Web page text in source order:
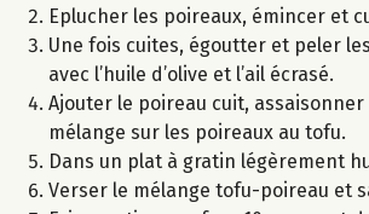
Eplucher les poireaux, émincer et
Une fois cuites, égoutter et peler
avec l’huile d’olive et l’ail écrasé.
Ajouter le poireau cuit,
mélange sur les poireaux au tofu.
Dans un plat à gratin légèrement
Verser le mélange tofu-poireau et